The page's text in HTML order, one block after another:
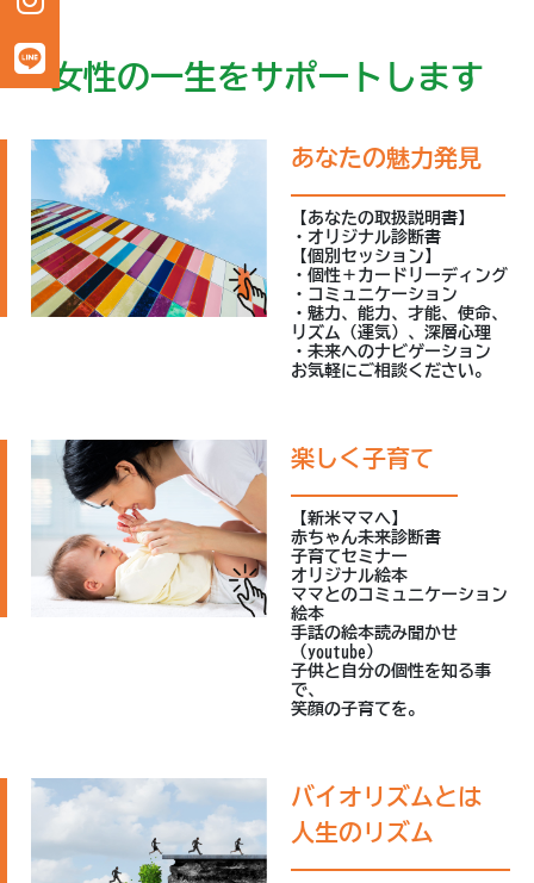
女性の一生をサポートします
あなたの魅力発見
【あなたの取扱説明書】
・オリジナル診断書
【個別セッション】
・個性＋カードリーディング
・コミュニケーション
・魅力、能力、才能、使命、
リズム（運気）、深層心理
・未来へのナビゲーション
お気軽にご相談ください。
楽しく子育て
【新米ママへ】
赤ちゃん未来診断書
子育てセミナー
オリジナル絵本
ママとのコミュニケーション
絵本
手話の絵本読み聞かせ
（youtube)
子供と自分の個性を知る事
で、
笑顔の子育てを。
バイオリズムとは
人生のリズム